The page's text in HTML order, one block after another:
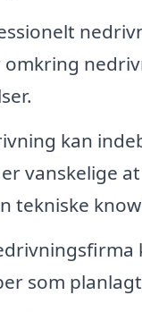
kan
vanskelige
tekniske
som